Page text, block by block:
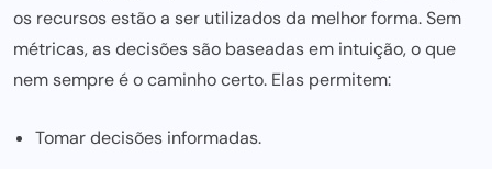
os recursos estão a ser utilizados da melhor forma. Sem
métricas, as decisões são baseadas em intuição, o que
nem sempre é o caminho certo. Elas permitem:
Tomar decisões informadas.